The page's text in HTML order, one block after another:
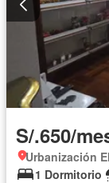
S/.650/
Urbanización
1 Dormitorio